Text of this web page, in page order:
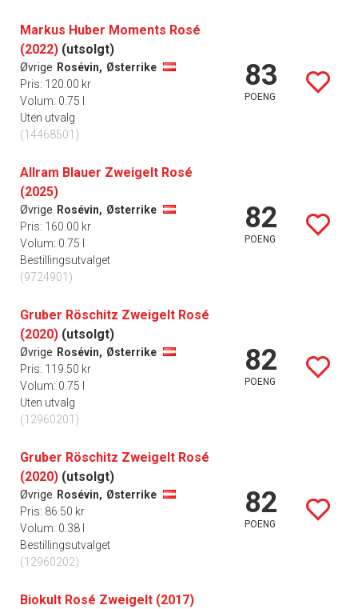
Markus Huber Moments Rosé
(2022) (utsolgt)
Øvrige Rosévin, Østerrike
Pris: 120.00 kr
Volum: 0.75 l
Uten utvalg
(14468501)
83
POENG
Allram Blauer Zweigelt Rosé
(2025)
Øvrige Rosévin, Østerrike
Pris: 160.00 kr
Volum: 0.75 l
Bestillingsutvalget
(9724901)
82
POENG
Gruber Röschitz Zweigelt Rosé
(2020) (utsolgt)
Øvrige Rosévin, Østerrike
Pris: 119.50 kr
Volum: 0.75 l
Uten utvalg
(12960201)
82
POENG
Gruber Röschitz Zweigelt Rosé
(2020) (utsolgt)
Øvrige Rosévin, Østerrike
Pris: 86.50 kr
Volum: 0.38 l
Bestillingsutvalget
(12960202)
82
POENG
Biokult Rosé Zweigelt (2017)